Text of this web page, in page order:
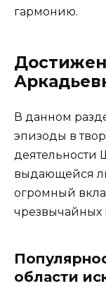
гармонию.
В данном
эпизоды в
выдающейся
огромный
чрезвычайных
области